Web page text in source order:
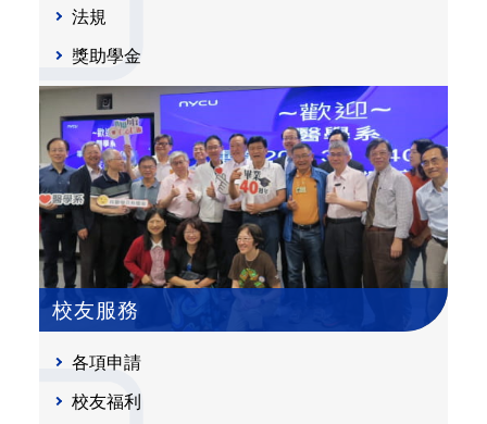
法規
獎助學金
校友服務
各項申請
校友福利